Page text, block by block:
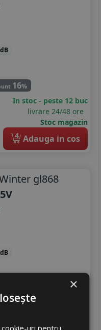
16%
In stoc - peste 12 buc
livrare 24/48 ore
Stoc magazin
4 Adauga in cos
gl868
In stoc - peste 12 buc
Stoc magazin
×
uri pentru